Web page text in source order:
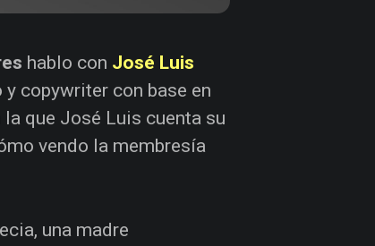
hablo con José Luis
copywriter con base en
que José Luis cuenta su
vendo la membresía
una madre